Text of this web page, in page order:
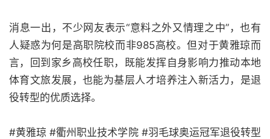
消息一出，不少网友表示“意料之外又情理之中”，也有
人疑惑为何是高职院校而非985高校。但对于黄雅琼而
言，回到家乡高校任职，既能发挥自身影响力推动本地
体育文旅发展，也能为基层人才培养注入新活力，是退
役转型的优质选择。
#黄雅琼 #衢州职业技术学院 #羽毛球奥运冠军退役转型